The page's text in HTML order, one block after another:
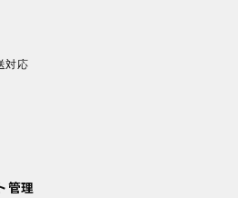
対応
管理